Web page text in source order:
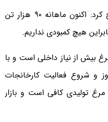
معاون وزیر جهاد کشاورزی تصریح کرد: اکنون ماهانه ۹۰ هزار تن
هیچ کمبودی نداریم.
بیش از نیاز داخلی است و با
و شروع فعالیت کارخانجات
تولیدی کافی است و بازار